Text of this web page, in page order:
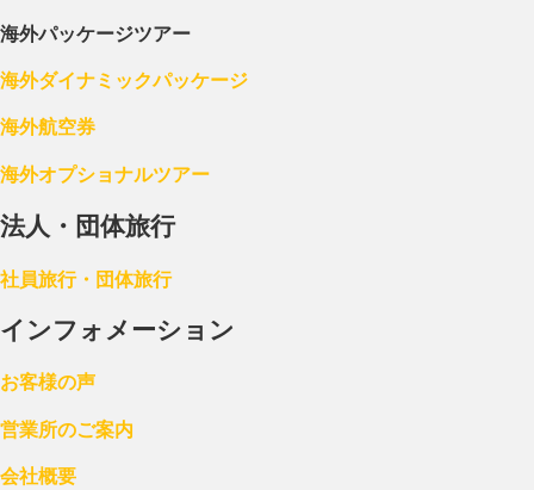
海外パッケージツアー
海外ダイナミックパッケージ
海外航空券
海外オプショナルツアー
法人・団体旅行
社員旅行・団体旅行
インフォメーション
お客様の声
営業所のご案内
会社概要